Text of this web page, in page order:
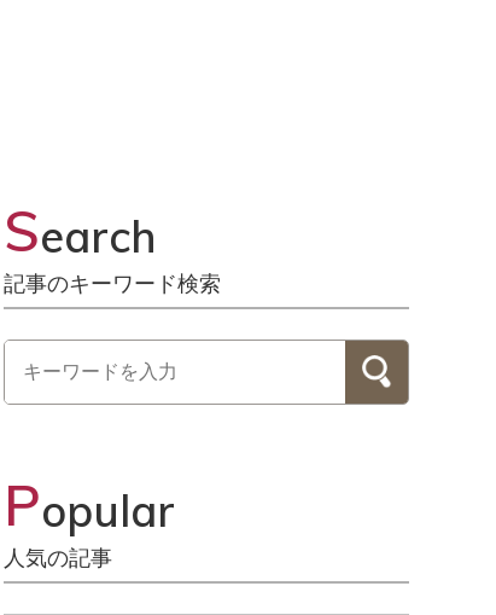
Search
記事のキーワード検索
Popular
人気の記事